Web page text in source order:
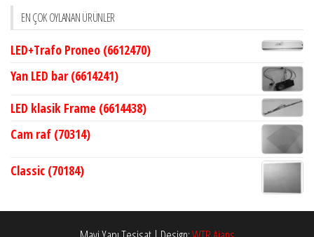
EN ÇOK OYLANAN ÜRÜNLER
LED+Trafo Proneo (6612470)
Yan LED bar (6614241)
LED klasik Frame (6614438)
Cam raf (70314)
Classic (70184)